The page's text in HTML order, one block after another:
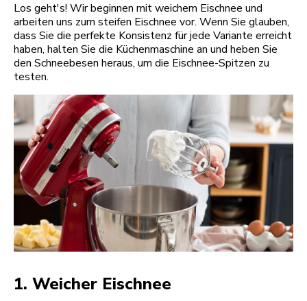
Los geht's! Wir beginnen mit weichem Eischnee und
arbeiten uns zum steifen Eischnee vor. Wenn Sie glauben,
dass Sie die perfekte Konsistenz für jede Variante erreicht
haben, halten Sie die Küchenmaschine an und heben Sie
den Schneebesen heraus, um die Eischnee-Spitzen zu
testen.
1. Weicher Eischnee